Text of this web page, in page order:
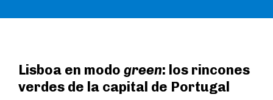
Lisboa en modo green: los rincones
verdes de la capital de Portugal